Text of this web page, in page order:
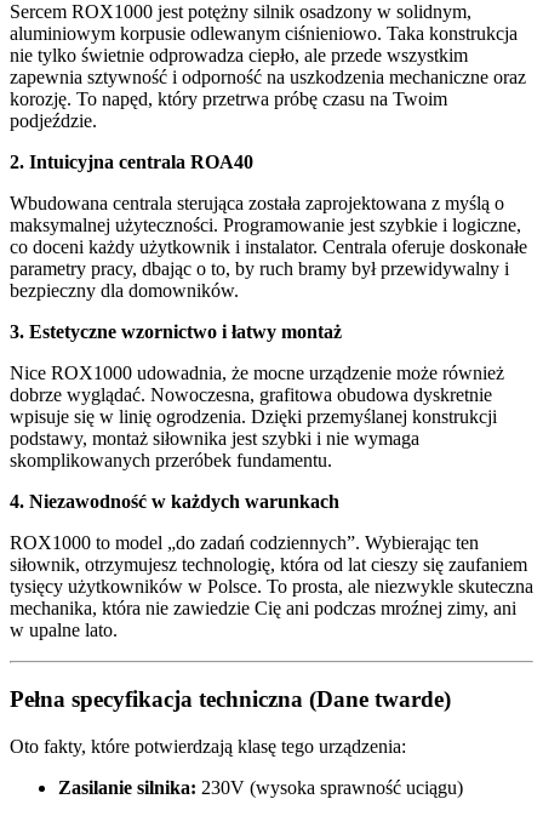
Sercem ROX1000 jest potężny silnik osadzony w solidnym,
aluminiowym korpusie odlewanym ciśnieniowo. Taka konstrukcja
nie tylko świetnie odprowadza ciepło, ale przede wszystkim
zapewnia sztywność i odporność na uszkodzenia mechaniczne oraz
korozję. To napęd, który przetrwa próbę czasu na Twoim
podjeździe.
2. Intuicyjna centrala ROA40
Wbudowana centrala sterująca została zaprojektowana z myślą o
maksymalnej użyteczności. Programowanie jest szybkie i logiczne,
co doceni każdy użytkownik i instalator. Centrala oferuje doskonałe
parametry pracy, dbając o to, by ruch bramy był przewidywalny i
bezpieczny dla domowników.
3. Estetyczne wzornictwo i łatwy montaż
Nice ROX1000 udowadnia, że mocne urządzenie może również
dobrze wyglądać. Nowoczesna, grafitowa obudowa dyskretnie
wpisuje się w linię ogrodzenia. Dzięki przemyślanej konstrukcji
podstawy, montaż siłownika jest szybki i nie wymaga
skomplikowanych przeróbek fundamentu.
4. Niezawodność w każdych warunkach
ROX1000 to model „do zadań codziennych”. Wybierając ten
siłownik, otrzymujesz technologię, która od lat cieszy się zaufaniem
tysięcy użytkowników w Polsce. To prosta, ale niezwykle skuteczna
mechanika, która nie zawiedzie Cię ani podczas mroźnej zimy, ani
w upalne lato.
Pełna specyfikacja techniczna (Dane twarde)
Oto fakty, które potwierdzają klasę tego urządzenia:
Zasilanie silnika: 230V (wysoka sprawność uciągu)